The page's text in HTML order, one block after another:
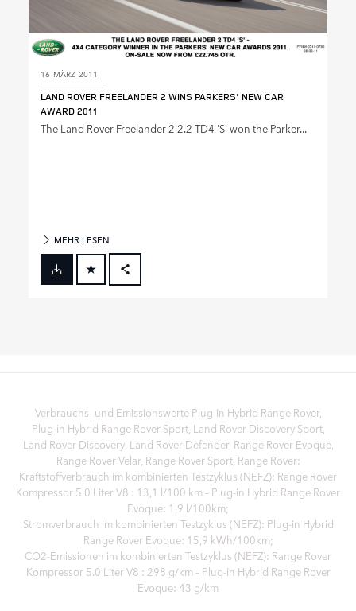
16 MÄRZ 2011
LAND ROVER FREELANDER 2 WINS PARKERS' NEW CAR
AWARD 2011
The Land Rover Freelander 2 2.2 TD4 'S' won the Parker...
MEHR LESEN
FACEBOOK
Verbrauchs- und Emissionswerte Plug‑in Hybrid Range Rover,
Plug‑in Hybrid Range Rover Sport, Land Rover Discovery Sport,
Land Rover Discovery, Land Rover Defender, Range Rover Evoque,
Range Rover Velar, Range Rover Sport, Range Rover:
Kraftstoffverbrauch im kombinierten Testzyklus (NEFZ): Range Rover
Kompressor 5.0 Liter V8 : 13,1 l/100 km – Plug-in Hybrid Range Rover
Evoque: 1,9 l/100km;
Stromverbrauch im kombinierten Testzyklus (NEFZ): Plug-in Hybrid
Range Rover Evoque: 15,9 kWh/100km;
CO2-Emissionen im kombinierten Testzyklus (NEFZ): Range Rover
Kompressor 5.0 Liter V8 : 298 g/km – Plug-in Hybrid Range Rover
Evoque: 43 g/km